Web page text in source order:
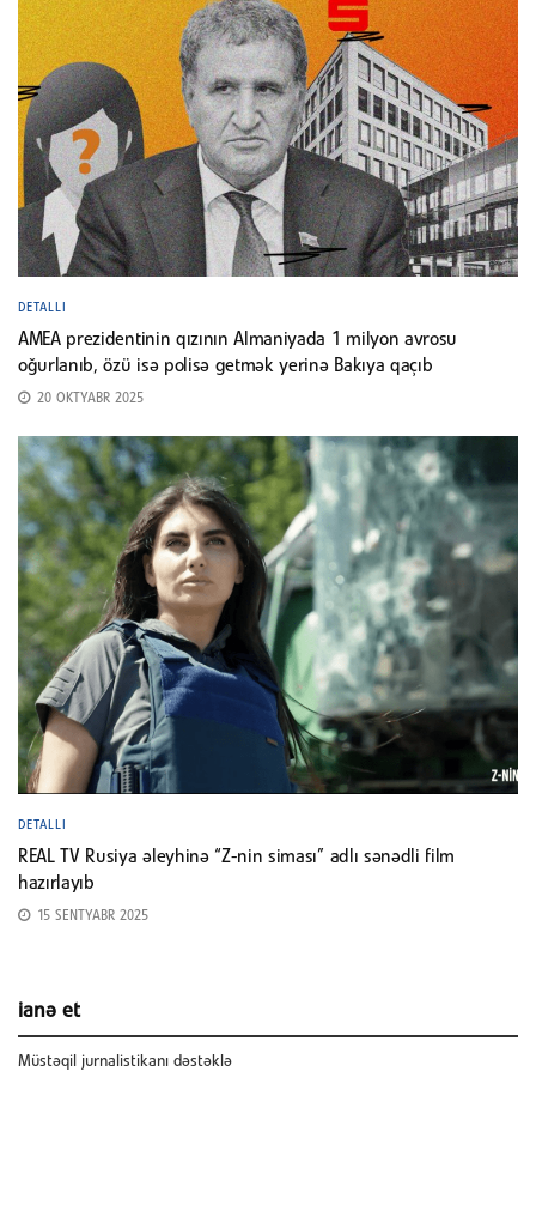
DETALLI
AMEA prezidentinin qızının Almaniyada 1 milyon avrosu
oğurlanıb, özü isə polisə getmək yerinə Bakıya qaçıb
20 OKTYABR 2025
DETALLI
REAL TV Rusiya əleyhinə “Z-nin siması” adlı sənədli film
hazırlayıb
15 SENTYABR 2025
ianə et
Müstəqil jurnalistikanı dəstəklə